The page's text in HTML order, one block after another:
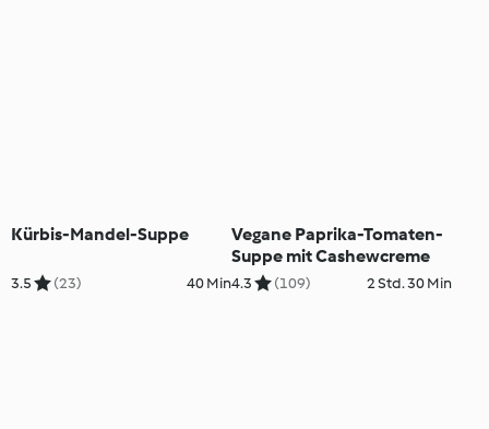
Kürbis-Mandel-Suppe
3.5 (23) 40 Min
Vegane Paprika-Tomaten-
Suppe mit Cashewcreme
4.3 (109) 2 Std. 30 Min